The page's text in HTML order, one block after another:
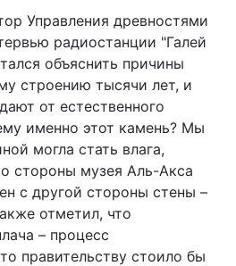
Управления древностями
радиостанции "Галей
объяснить причины
строению тысячи лет, и
от естественного
именно этот камень? Мы
могла стать влага,
стороны музея Аль-Акса
с другой стороны стены –
отметил, что
– процесс
правительству стоило бы